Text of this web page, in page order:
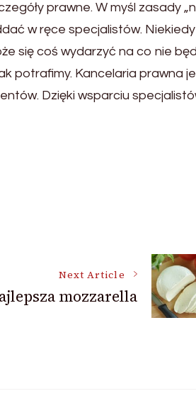
prawne. W myśl zasady
w ręce specjalistów.
się coś wydarzyć na co nie
potrafimy. Kancelaria prawna
Dzięki wsparciu
Next Article
mozzarella